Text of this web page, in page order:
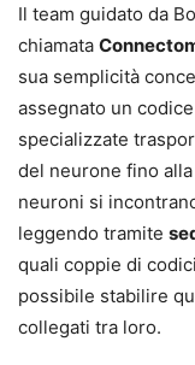
Il team guidato da
chiamata
sua semplicità
assegnato un
specializzate
del neurone fino
neuroni si
leggendo tramite
quali coppie di
possibile stabilire
collegati tra loro.